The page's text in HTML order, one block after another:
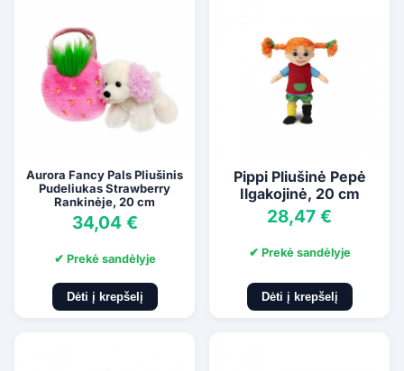
Aurora Fancy Pals Pliušinis
Pudeliukas Strawberry
Rankinėje, 20 cm
34,04 €
✔ Prekė sandėlyje
Dėti į krepšelį
Pippi Pliušinė Pepė
Ilgakojinė, 20 cm
28,47 €
✔ Prekė sandėlyje
Dėti į krepšelį